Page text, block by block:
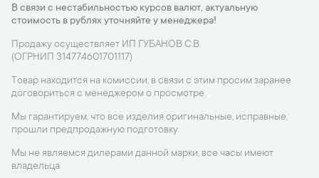
В связи с нестабильностью курсов валют, актуальную
стоимость в рублях уточняйте у менеджера!
Продажу осуществляет ИП ГУБАНОВ С.В.
(ОГРНИП 314774601701117)
Товар находится на комиссии, в связи с этим просим заранее
договориться с менеджером о просмотре.
Мы гарантируем, что все изделия оригинальные, исправные,
прошли предпродажную подготовку.
Мы не являемся дилерами данной марки, все часы имеют
владельца.